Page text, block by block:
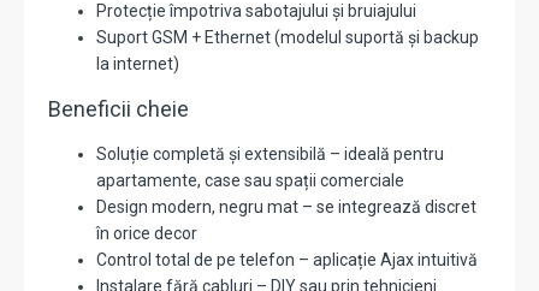
Protecție împotriva sabotajului și bruiajului
Suport GSM + Ethernet (modelul suportă și backup
la internet)
Beneficii cheie
Soluție completă și extensibilă – ideală pentru
apartamente, case sau spații comerciale
Design modern, negru mat – se integrează discret
în orice decor
Control total de pe telefon – aplicație Ajax intuitivă
Instalare fără cabluri – DIY sau prin tehnicieni